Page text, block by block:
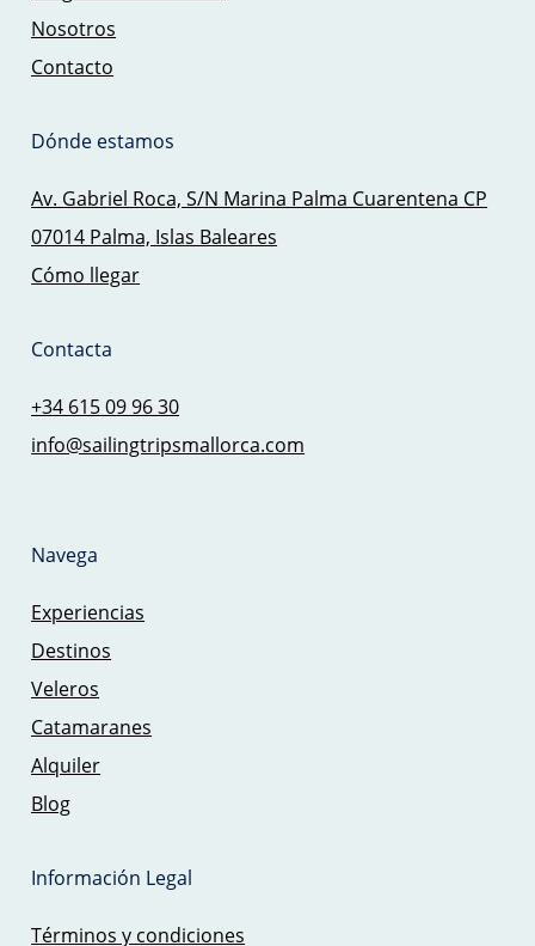
Nosotros
Contacto
Dónde estamos
Av. Gabriel Roca, S/N Marina Palma Cuarentena CP
07014 Palma, Islas Baleares
Cómo llegar
Contacta
+34 615 09 96 30
info@sailingtripsmallorca.com
Navega
Experiencias
Destinos
Veleros
Catamaranes
Alquiler
Blog
Información Legal
Términos y condiciones